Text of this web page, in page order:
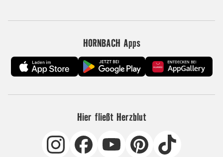
HORNBACH Apps
Hier fließt Herzblut